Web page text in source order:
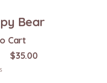
Bear
Cart
$35.00